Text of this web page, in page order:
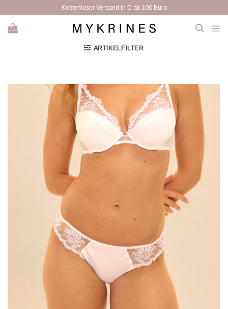
Inhalt
springen
Kostenloser Versand in D ab 100 Euro
ARTIKELFILTER